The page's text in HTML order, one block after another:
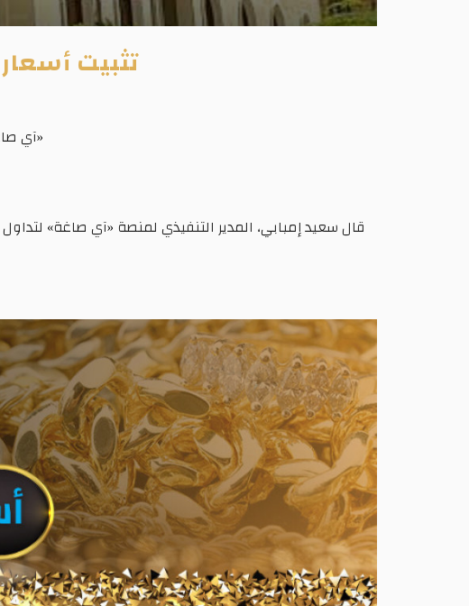
تثبيت
«آي
قال سعيد إمبابي، المدير التنفيذي لمنصة «آي صاغة» لتداول